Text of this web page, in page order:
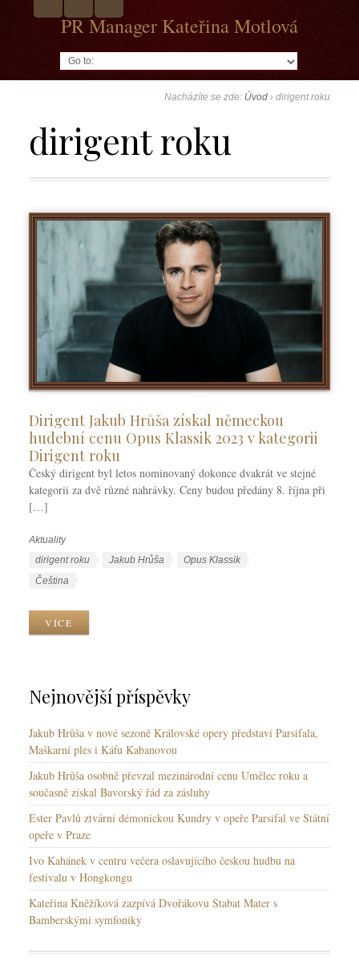
PR Manager Kateřina Motlová
Nacházíte se zde: Úvod ›dirigent roku
dirigent roku
Dirigent Jakub Hrůša získal německou
hudební cenu Opus Klassik 2023 v kategorii
Dirigent roku
Český dirigent byl letos nominovaný dokonce dvakrát ve stejné
kategorii za dvě různé nahrávky. Ceny budou předány 8. října při
[…]
R
i
Aktuality
Š
t
dirigent roku Jakub Hrůša Opus Klassik
y
Čeština
VÍCE
Nejnovější příspěvky
Jakub Hrůša v nové sezoně Královské opery představí Parsifala,
Maškarní ples i Káťu Kabanovou
Jakub Hrůša osobně převzal mezinárodní cenu Umělec roku a
současně získal Bavorský řád za zásluhy
Ester Pavlů ztvární démonickou Kundry v opeře Parsifal ve Státní
opeře v Praze
Ivo Kahánek v centru večera oslavujícího českou hudbu na
festivalu v Hongkongu
Kateřina Kněžíková zazpívá Dvořákovu Stabat Mater s
Bamberskými symfoniky